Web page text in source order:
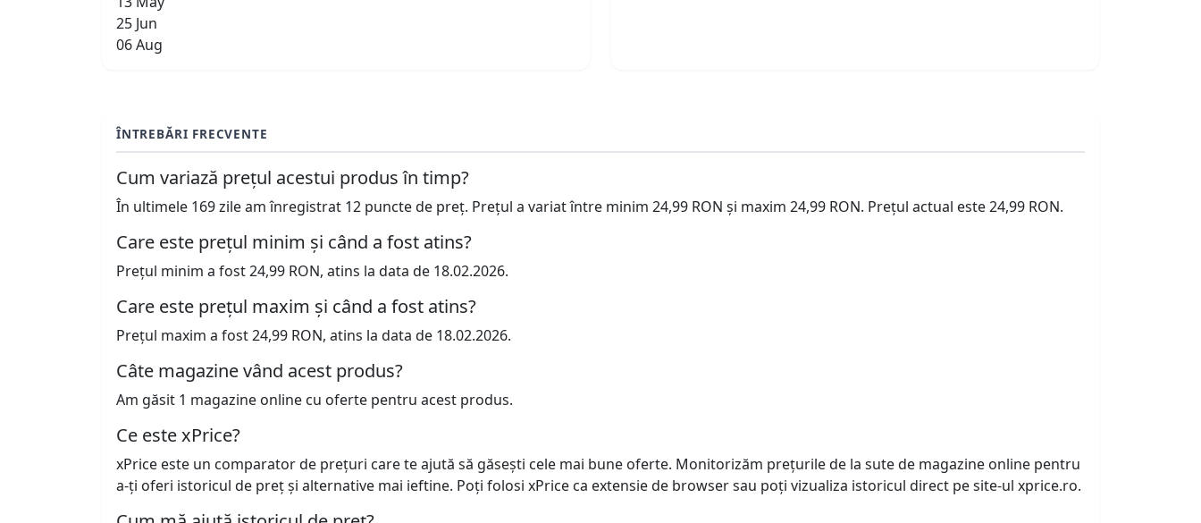
25 Jun
06 Aug
ÎNTREBĂRI FRECVENTE
Cum variază prețul acestui produs în timp?
În ultimele 169 zile am înregistrat 12 puncte de preț. Prețul a variat între minim 24,99 RON și maxim 24,99 RON. Prețul actual este 24,99 RON.
Care este prețul minim și când a fost atins?
Prețul minim a fost 24,99 RON, atins la data de 18.02.2026.
Care este prețul maxim și când a fost atins?
Prețul maxim a fost 24,99 RON, atins la data de 18.02.2026.
Câte magazine vând acest produs?
Am găsit 1 magazine online cu oferte pentru acest produs.
Ce este xPrice?
xPrice este un comparator de prețuri care te ajută să găsești cele mai bune oferte. Monitorizăm prețurile de la sute de magazine online pentru
a-ți oferi istoricul de preț și alternative mai ieftine. Poți folosi xPrice ca extensie de browser sau poți vizualiza istoricul direct pe site-ul xprice.ro.